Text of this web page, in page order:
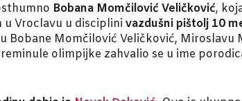
Bobana Momčilović Veličković,
Vroclavu u disciplini vazdušni pištolj 10
Bobane Momčilović Veličković,
olimpijke zahvalio se u ime